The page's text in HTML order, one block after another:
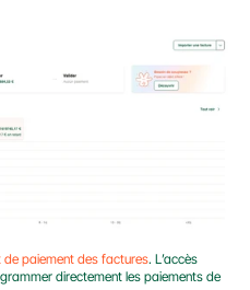
de paiement des factures. L’accès
directement les paiements de